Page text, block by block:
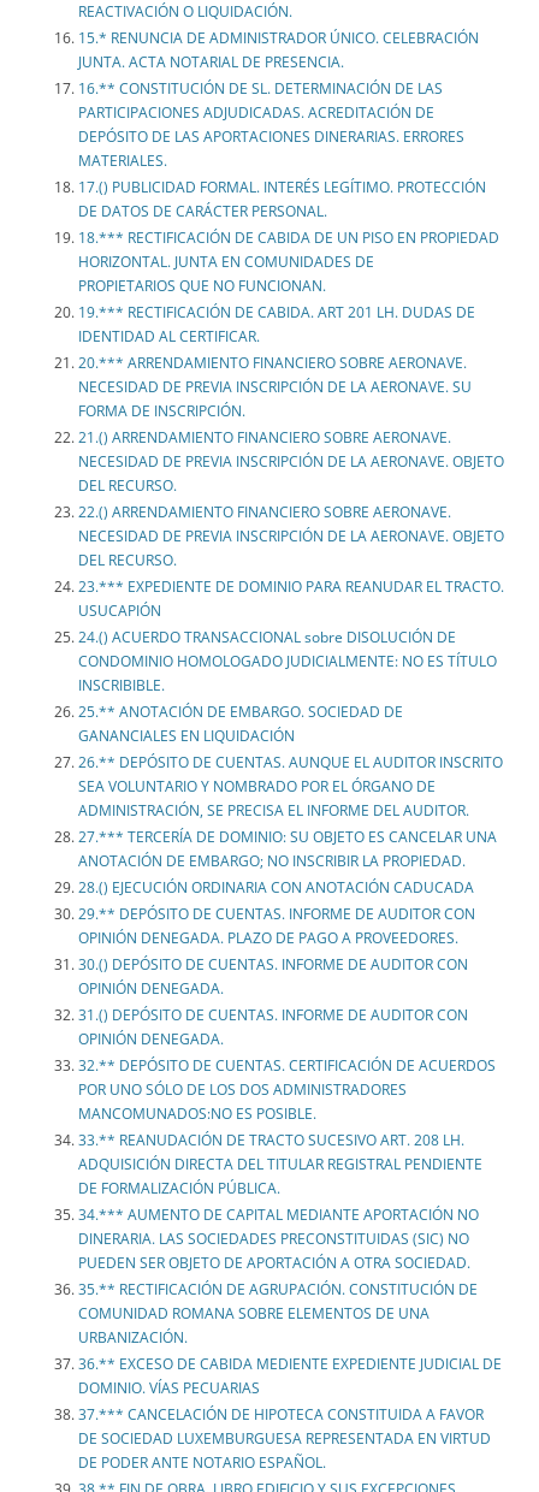
REACTIVACIÓN O LIQUIDACIÓN.
15.* RENUNCIA DE ADMINISTRADOR ÚNICO. CELEBRACIÓN
JUNTA. ACTA NOTARIAL DE PRESENCIA.
16.** CONSTITUCIÓN DE SL. DETERMINACIÓN DE LAS
PARTICIPACIONES ADJUDICADAS. ACREDITACIÓN DE
DEPÓSITO DE LAS APORTACIONES DINERARIAS. ERRORES
MATERIALES.
17.() PUBLICIDAD FORMAL. INTERÉS LEGÍTIMO. PROTECCIÓN
DE DATOS DE CARÁCTER PERSONAL.
18.*** RECTIFICACIÓN DE CABIDA DE UN PISO EN PROPIEDAD
HORIZONTAL. JUNTA EN COMUNIDADES DE
PROPIETARIOS QUE NO FUNCIONAN.
19.*** RECTIFICACIÓN DE CABIDA. ART 201 LH. DUDAS DE
IDENTIDAD AL CERTIFICAR.
20.*** ARRENDAMIENTO FINANCIERO SOBRE AERONAVE.
NECESIDAD DE PREVIA INSCRIPCIÓN DE LA AERONAVE. SU
FORMA DE INSCRIPCIÓN.
21.() ARRENDAMIENTO FINANCIERO SOBRE AERONAVE.
NECESIDAD DE PREVIA INSCRIPCIÓN DE LA AERONAVE. OBJETO
DEL RECURSO.
22.() ARRENDAMIENTO FINANCIERO SOBRE AERONAVE.
NECESIDAD DE PREVIA INSCRIPCIÓN DE LA AERONAVE. OBJETO
DEL RECURSO.
23.*** EXPEDIENTE DE DOMINIO PARA REANUDAR EL TRACTO.
USUCAPIÓN
24.() ACUERDO TRANSACCIONAL sobre DISOLUCIÓN DE
CONDOMINIO HOMOLOGADO JUDICIALMENTE: NO ES TÍTULO
INSCRIBIBLE.
25.** ANOTACIÓN DE EMBARGO. SOCIEDAD DE
GANANCIALES EN LIQUIDACIÓN
26.** DEPÓSITO DE CUENTAS. AUNQUE EL AUDITOR INSCRITO
SEA VOLUNTARIO Y NOMBRADO POR EL ÓRGANO DE
ADMINISTRACIÓN, SE PRECISA EL INFORME DEL AUDITOR.
27.*** TERCERÍA DE DOMINIO: SU OBJETO ES CANCELAR UNA
ANOTACIÓN DE EMBARGO; NO INSCRIBIR LA PROPIEDAD.
28.() EJECUCIÓN ORDINARIA CON ANOTACIÓN CADUCADA
29.** DEPÓSITO DE CUENTAS. INFORME DE AUDITOR CON
OPINIÓN DENEGADA. PLAZO DE PAGO A PROVEEDORES.
30.() DEPÓSITO DE CUENTAS. INFORME DE AUDITOR CON
OPINIÓN DENEGADA.
31.() DEPÓSITO DE CUENTAS. INFORME DE AUDITOR CON
OPINIÓN DENEGADA.
32.** DEPÓSITO DE CUENTAS. CERTIFICACIÓN DE ACUERDOS
POR UNO SÓLO DE LOS DOS ADMINISTRADORES
MANCOMUNADOS:NO ES POSIBLE.
33.** REANUDACIÓN DE TRACTO SUCESIVO ART. 208 LH.
ADQUISICIÓN DIRECTA DEL TITULAR REGISTRAL PENDIENTE
DE FORMALIZACIÓN PÚBLICA.
34.*** AUMENTO DE CAPITAL MEDIANTE APORTACIÓN NO
DINERARIA. LAS SOCIEDADES PRECONSTITUIDAS (SIC) NO
PUEDEN SER OBJETO DE APORTACIÓN A OTRA SOCIEDAD.
35.** RECTIFICACIÓN DE AGRUPACIÓN. CONSTITUCIÓN DE
COMUNIDAD ROMANA SOBRE ELEMENTOS DE UNA
URBANIZACIÓN.
36.** EXCESO DE CABIDA MEDIENTE EXPEDIENTE JUDICIAL DE
DOMINIO. VÍAS PECUARIAS
37.*** CANCELACIÓN DE HIPOTECA CONSTITUIDA A FAVOR
DE SOCIEDAD LUXEMBURGUESA REPRESENTADA EN VIRTUD
DE PODER ANTE NOTARIO ESPAÑOL.